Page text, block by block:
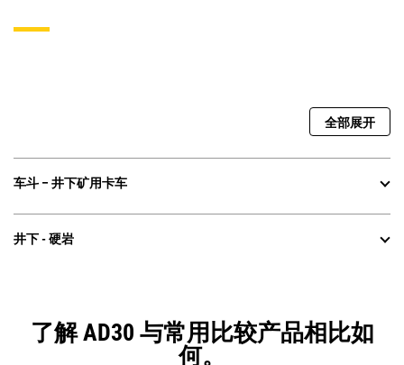
全部展开
车斗 – 井下矿用卡车
井下 - 硬岩
了解 AD30 与常用比较产品相比如
何。